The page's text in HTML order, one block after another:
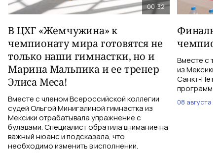
00:32
В ЦХГ «Жемчужина» к
чемпионату мира готовятся не
только наши гимнастки, но и
Марина Мальпика и ее тренер
Элиса Меса!
Вместе с членом Всероссийской коллегии
судей Ольгой Минигалиной гимнастка из
Мексики отрабатывала упражнение с
булавами. Специалист обратила внимание на
важный нюанс и подсказала, что
необходимо изменить в исполнении.
Вместе с
из Мексики
Санкт-
программе
08 августа